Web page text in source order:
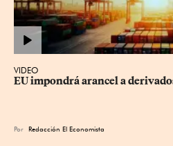
VIDEO
EU impondrá arancel a
Por Redacción El Economista